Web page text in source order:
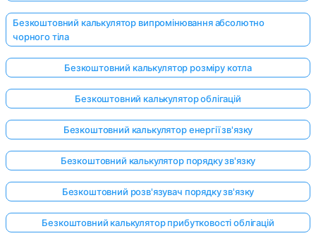
Безкоштовний калькулятор випромінювання абсолютно
чорного тіла
Безкоштовний калькулятор розміру котла
Безкоштовний калькулятор облігацій
Безкоштовний калькулятор енергії зв'язку
Безкоштовний калькулятор порядку зв'язку
Безкоштовний розв'язувач порядку зв'язку
Безкоштовний калькулятор прибутковості облігацій